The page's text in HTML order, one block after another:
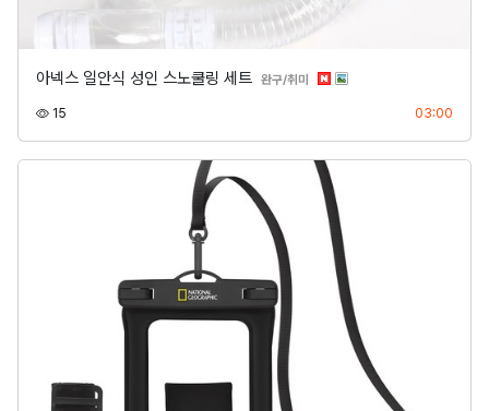
아넥스 일안식 성인 스노쿨링 세트 완구/취미 분류
15 03:00